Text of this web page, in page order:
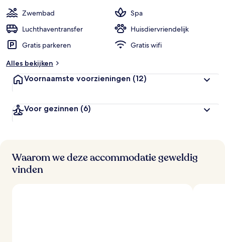
Zwembad
Spa
Luchthaventransfer
Huisdiervriendelijk
Gratis parkeren
Gratis wifi
Alles bekijken
Voornaamste voorzieningen (12)
Voor gezinnen (6)
Waarom we deze accommodatie geweldig
vinden